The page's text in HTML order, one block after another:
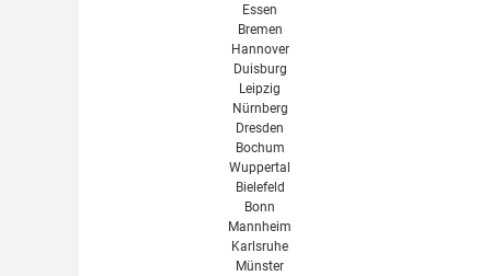
Essen
Bremen
Hannover
Duisburg
Leipzig
Nürnberg
Dresden
Bochum
Wuppertal
Bielefeld
Bonn
Mannheim
Karlsruhe
Münster